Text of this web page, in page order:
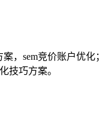
，sem竞价账户优化；
技巧方案。